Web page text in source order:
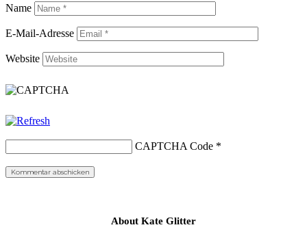
Name
E-Mail-Adresse
Website
CAPTCHA Code *
About Kate Glitter